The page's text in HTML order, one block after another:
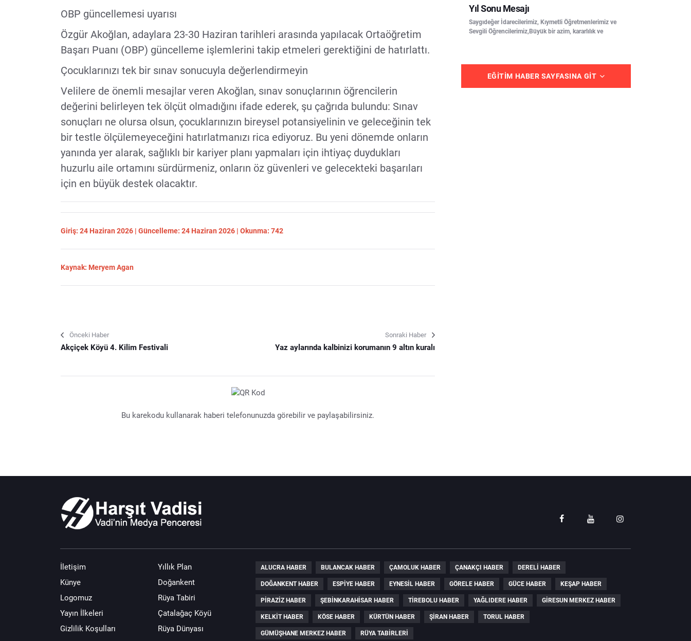
OBP güncellemesi uyarısı
Özgür Akoğlan, adaylara 23-30 Haziran tarihleri arasında yapılacak Ortaöğretim
Başarı Puanı (OBP) güncelleme işlemlerini takip etmeleri gerektiğini de hatırlattı.
Çocuklarınızı tek bir sınav sonucuyla değerlendirmeyin
Velilere de önemli mesajlar veren Akoğlan, sınav sonuçlarının öğrencilerin
değerini belirleyen tek ölçüt olmadığını ifade ederek, şu çağrıda bulundu: Sınav
sonuçları ne olursa olsun, çocuklarınızın bireysel potansiyelinin ve geleceğinin tek
bir testle ölçülemeyeceğini hatırlatmanızı rica ediyoruz. Bu yeni dönemde onların
yanında yer alarak, sağlıklı bir kariyer planı yapmaları için ihtiyaç duydukları
huzurlu aile ortamını sürdürmeniz, onların öz güvenleri ve gelecekteki başarıları
için en büyük destek olacaktır.
Giriş: 24 Haziran 2026 | Güncelleme: 24 Haziran 2026 | Okunma: 742
Kaynak: Meryem Agan
Önceki Haber
Akçiçek Köyü 4. Kilim Festivali
Sonraki Haber
Yaz aylarında kalbinizi korumanın 9 altın kuralı
Bu karekodu kullanarak haberi telefonunuzda görebilir ve paylaşabilirsiniz.
Yıl Sonu Mesajı
Saygıdeğer İdarecilerimiz, Kıymetli Öğretmenlerimiz ve
Sevgili Öğrencilerimiz,Büyük bir azim, kararlılık ve
EĞITIM HABER SAYFASINA GIT
İletişim
Künye
Logomuz
Yayın İlkeleri
Gizlilik Koşulları
Yıllık Plan
Doğankent
Rüya Tabiri
Çatalağaç Köyü
Rüya Dünyası
ALUCRA HABER BULANCAK HABER ÇAMOLUK HABER ÇANAKÇI HABER DERELI HABER
DOĞANKENT HABER ESPIYE HABER EYNESIL HABER GÖRELE HABER GÜCE HABER KEŞAP HABER
PIRAZIZ HABER ŞEBINKARAHISAR HABER TIREBOLU HABER YAĞLIDERE HABER GIRESUN MERKEZ HABER
KELKIT HABER KÖSE HABER KÜRTÜN HABER ŞIRAN HABER TORUL HABER
GÜMÜŞHANE MERKEZ HABER RÜYA TABIRLERI